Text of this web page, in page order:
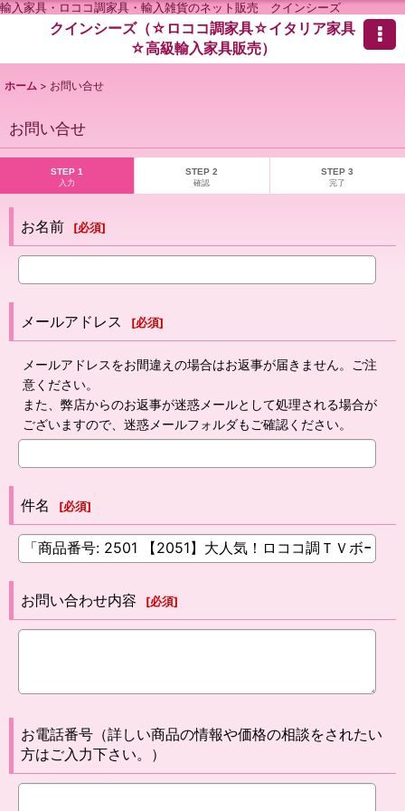
輸入家具・ロココ調家具・輸入雑貨のネット販売 クインシーズ
クインシーズ（☆ロココ調家具☆イタリア家具
☆高級輸入家具販売）
ホーム > お問い合せ
お問い合せ
STEP 1
入力
STEP 2
確認
STEP 3
完了
お名前 [必須]
メールアドレス [必須]
メールアドレスをお間違えの場合はお返事が届きません。ご注
意ください。
また、弊店からのお返事が迷惑メールとして処理される場合が
ございますので、迷惑メールフォルダもご確認ください。
件名 [必須]
お問い合わせ内容 [必須]
お電話番号（詳しい商品の情報や価格の相談をされたい
方はご入力下さい。）